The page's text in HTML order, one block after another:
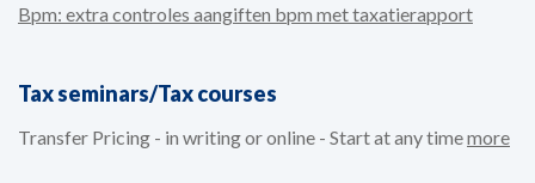
Bpm: extra controles aangiften bpm met taxatierapport
Tax seminars/Tax courses
Transfer Pricing - in writing or online - Start at any timemore